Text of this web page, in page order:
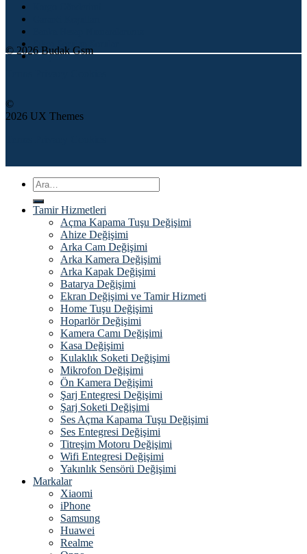
İletişim
© 2026 Budak Gsm
©
2026 UX Themes
Ara:
Tamir Hizmetleri
Açma Kapama Tuşu Değişimi
Ahize Değişimi
Arka Cam Değişimi
Arka Kamera Değişimi
Arka Kapak Değişimi
Batarya Değişimi
Ekran Değişimi ve Tamir Hizmeti
Home Tuşu Değişimi
Hoparlör Değişimi
Kamera Camı Değişimi
Kasa Değişimi
Kulaklık Soketi Değişimi
Mikrofon Değişimi
Ön Kamera Değişimi
Şarj Entegresi Değişimi
Şarj Soketi Değişimi
Ses Açma Kapama Tuşu Değişimi
Ses Entegresi Değişimi
Titreşim Motoru Değişimi
Wifi Entegresi Değişimi
Yakınlık Sensörü Değişimi
Markalar
Xiaomi
iPhone
Samsung
Huawei
Realme